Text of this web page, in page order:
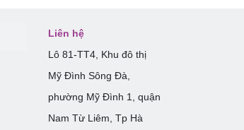
Liên hệ
Lô 81-TT4, Khu đô thị
Mỹ Đình Sông Đà,
phường Mỹ Đình 1, quận
Nam Từ Liêm, Tp Hà